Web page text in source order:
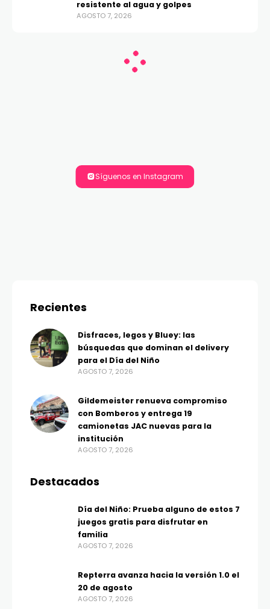
resistente al agua y golpes
AGOSTO 7, 2026
Síguenos en Instagram
Recientes
Disfraces, legos y Bluey: las
búsquedas que dominan el delivery
para el Día del Niño
AGOSTO 7, 2026
Gildemeister renueva compromiso
con Bomberos y entrega 19
camionetas JAC nuevas para la
institución
AGOSTO 7, 2026
Destacados
Día del Niño: Prueba alguno de estos 7
juegos gratis para disfrutar en
familia
AGOSTO 7, 2026
Repterra avanza hacia la versión 1.0 el
20 de agosto
AGOSTO 7, 2026